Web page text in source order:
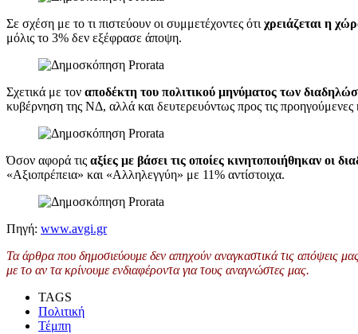
Σε σχέση με το τι πιστεύουν οι συμμετέχοντες ότι χρειάζεται η
μόλις το 3% δεν εξέφρασε άποψη.
Σχετικά με τον αποδέκτη του πολιτικού μηνύματος των
κυβέρνηση της ΝΔ, αλλά και δευτερευόντως προς τις
Όσον αφορά τις αξίες με βάσει τις οποίες κινητοποιήθηκαν οι
«Αξιοπρέπεια» και «Αλληλεγγύη» με 11% αντίστοιχα.
Πηγή: www.avgi.gr
Τα άρθρα που δημοσιεύουμε δεν απηχούν αναγκαστικά τις απόψεις
με το αν τα κρίνουμε ενδιαφέροντα για τους αναγνώστες μας.
TAGS
Πολιτική
Τέμπη